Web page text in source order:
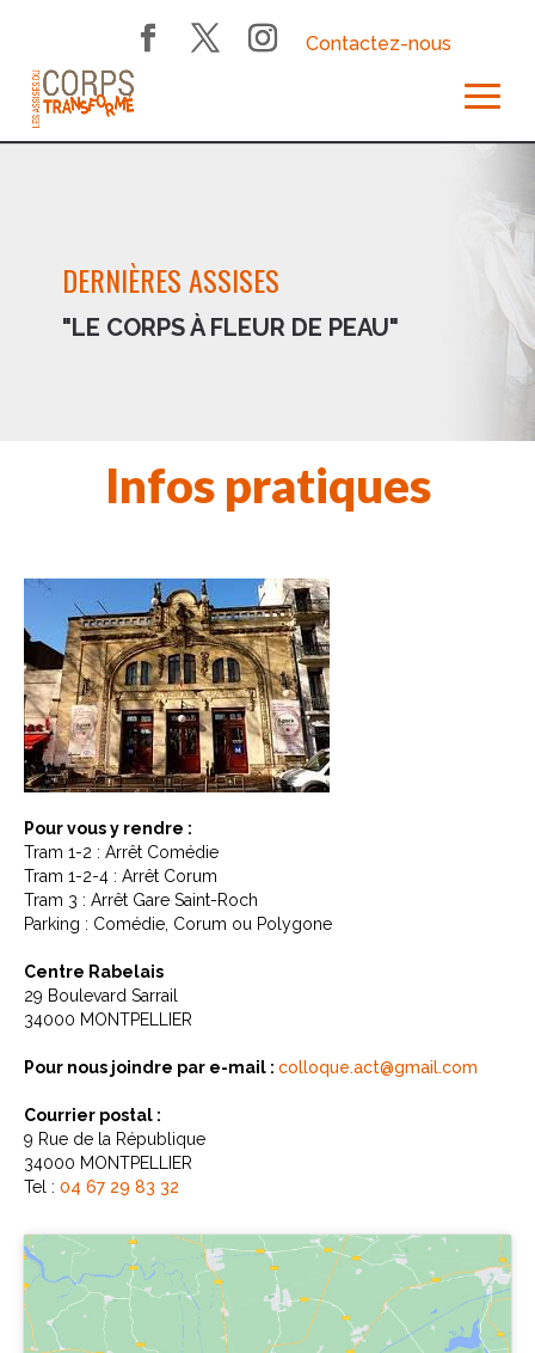
Contactez-nous
DERNIÈRES ASSISES
"LE CORPS À FLEUR DE PEAU"
Infos pratiques
Pour vous y rendre :
Tram 1-2 : Arrêt Comédie
Tram 1-2-4 : Arrêt Corum
Tram 3 : Arrêt Gare Saint-Roch
Parking : Comédie, Corum ou Polygone
Centre Rabelais
29 Boulevard Sarrail
34000 MONTPELLIER
Pour nous joindre par e-mail : colloque.act@gmail.com
Courrier postal :
9 Rue de la République
34000 MONTPELLIER
Tel : 04 67 29 83 32